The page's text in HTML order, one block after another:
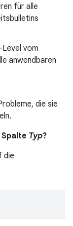
für alle
vom
anwendbaren
die sie
Typ?
die